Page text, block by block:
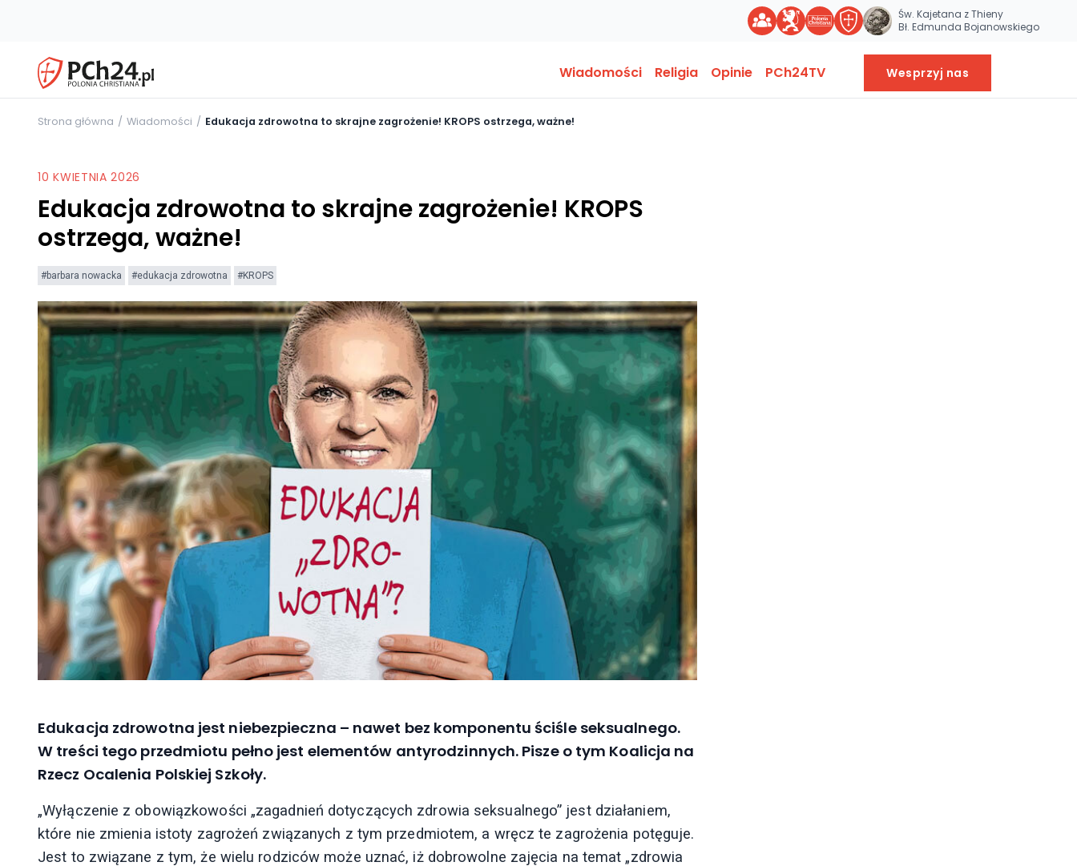
Św. Kajetana z Thieny
Bł. Edmunda Bojanowskiego
Wiadomości Religia Opinie PCh24TV Wesprzyj nas
Strona główna Wiadomości Edukacja zdrowotna to skrajne zagrożenie! KROPS ostrzega, ważne!
10 KWIETNIA 2026
Edukacja zdrowotna to skrajne zagrożenie! KROPS
ostrzega, ważne!
#barbara nowacka #edukacja zdrowotna #KROPS
Edukacja zdrowotna jest niebezpieczna – nawet bez komponentu ściśle seksualnego.
W treści tego przedmiotu pełno jest elementów antyrodzinnych. Pisze o tym Koalicja na
Rzecz Ocalenia Polskiej Szkoły.
„Wyłączenie z obowiązkowości „zagadnień dotyczących zdrowia seksualnego” jest działaniem,
które nie zmienia istoty zagrożeń związanych z tym przedmiotem, a wręcz te zagrożenia potęguje.
Jest to związane z tym, że wielu rodziców może uznać, iż dobrowolne zajęcia na temat „zdrowia